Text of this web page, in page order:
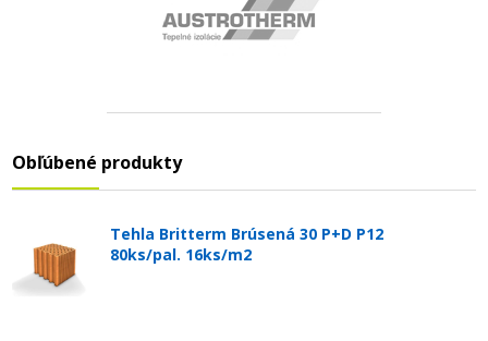
Obľúbené produkty
Tehla Britterm Brúsená 30 P+D P12
80ks/pal. 16ks/m2